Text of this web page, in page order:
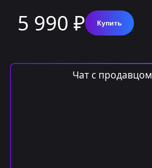
5 990 ₽ Купить
Чат с продавцом